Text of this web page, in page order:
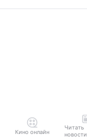
Кино онлайн
Читать
новости